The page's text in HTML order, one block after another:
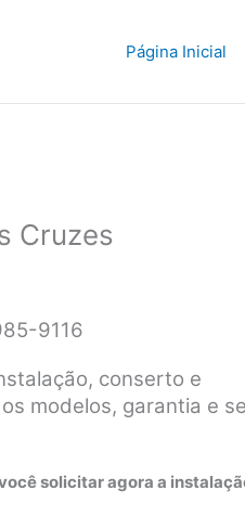
Página Inicial
Cruzes
9116
conserto e
modelos, garantia e
solicitar agora a